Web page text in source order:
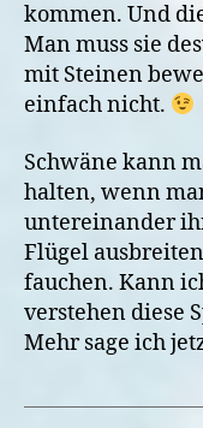
kommen. Und
Man muss sie
mit Steinen
einfach nicht.
Schwäne kann
halten, wenn
untereinander
Flügel
fauchen. Kann
verstehen diese
Mehr sage ich